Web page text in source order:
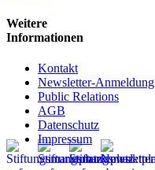
Weitere
Informationen
Kontakt
Newsletter-Anmeldung
Public Relations
AGB
Datenschutz
Impressum